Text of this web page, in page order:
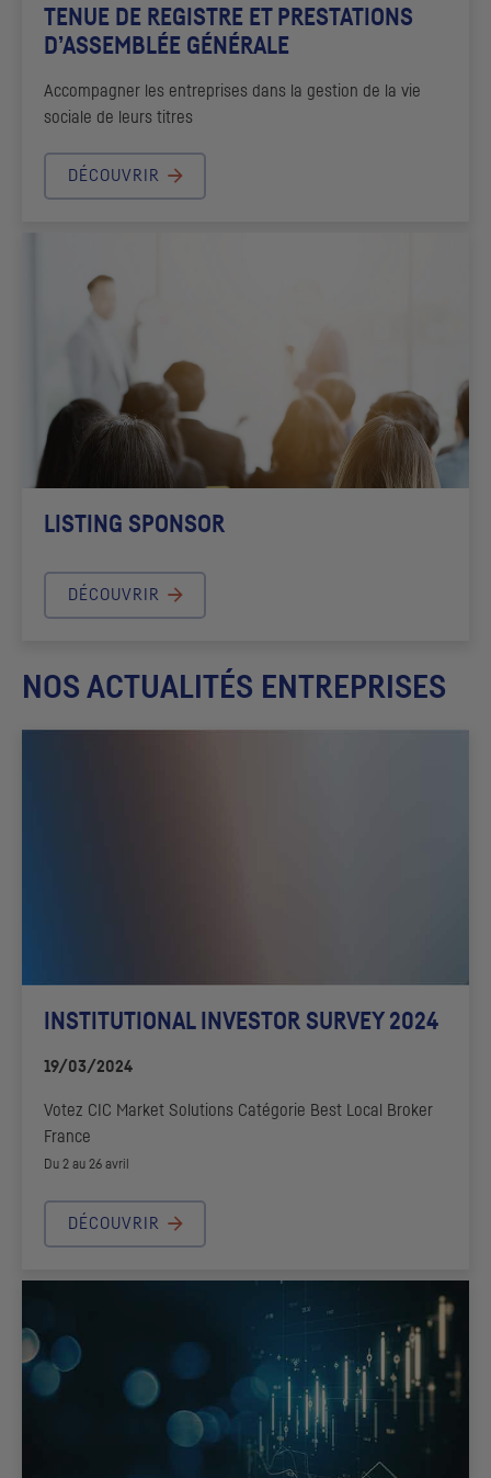
TENUE DE REGISTRE ET PRESTATIONS
D’ASSEMBLÉE GÉNÉRALE
Accompagner les entreprises dans la gestion de la vie
sociale de leurs titres
DÉCOUVRIR
LISTING SPONSOR
DÉCOUVRIR
NOS ACTUALITÉS ENTREPRISES
INSTITUTIONAL INVESTOR SURVEY 2024
19/03/2024
Votez CIC Market Solutions Catégorie Best Local Broker
France
Du 2 au 26 avril
DÉCOUVRIR